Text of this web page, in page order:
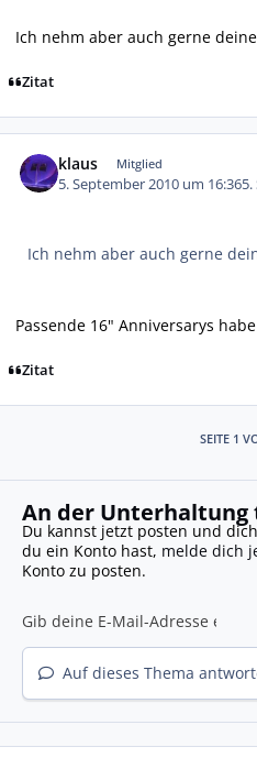
Ich nehm aber auch gerne
Zitat
klaus Mitglied
5. September 2010 um 16:365.
Ich nehm aber auch gerne
Passende 16" Anniversarys
Zitat
SEITE 1
An der
Du kannst jetzt posten und
du ein Konto hast, melde dich
Konto zu posten.
Auf dieses Thema